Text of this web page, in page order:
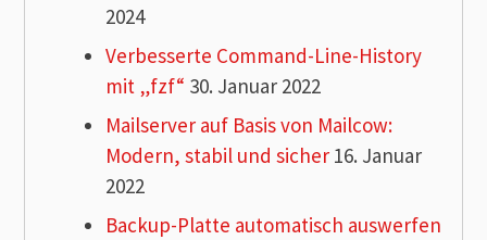
2024
Verbesserte Command-Line-History
mit „fzf“ 30. Januar 2022
Mailserver auf Basis von Mailcow:
Modern, stabil und sicher 16. Januar
2022
Backup-Platte automatisch auswerfen